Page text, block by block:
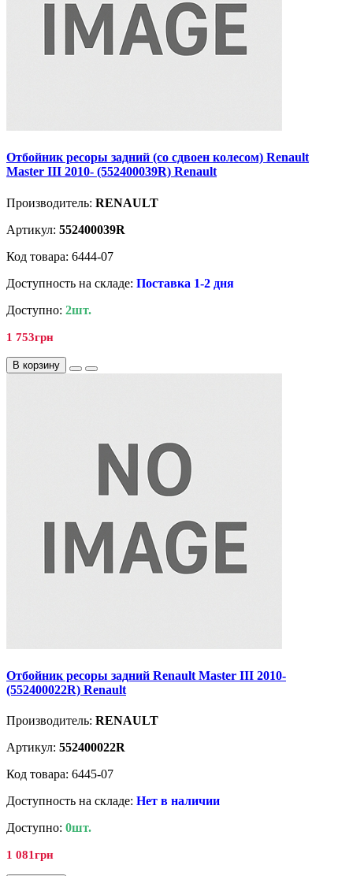
Отбойник ресоры задний (со сдвоен колесом) Renault
Master III 2010- (552400039R) Renault
Производитель: RENAULT
Артикул: 552400039R
Код товара: 6444-07
Доступность на складе: Поставка 1-2 дня
Доступно: 2шт.
1 753грн
В корзину
Отбойник ресоры задний Renault Master III 2010-
(552400022R) Renault
Производитель: RENAULT
Артикул: 552400022R
Код товара: 6445-07
Доступность на складе: Нет в наличии
Доступно: 0шт.
1 081грн